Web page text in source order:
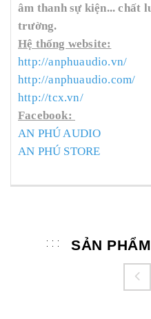
âm thanh sự kiện... chất
trường.
Hệ thống website:
http://anphuaudio.vn/
http://anphuaudio.com/
http://tcx.vn/
Facebook:
AN PHÚ AUDIO
AN PHÚ STORE
SẢN